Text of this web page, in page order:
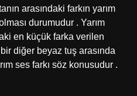
arasındaki farkın yarım
durumudur . Yarım
en küçük farka verilen
diğer beyaz tuş arasında
ses farkı söz konusudur .